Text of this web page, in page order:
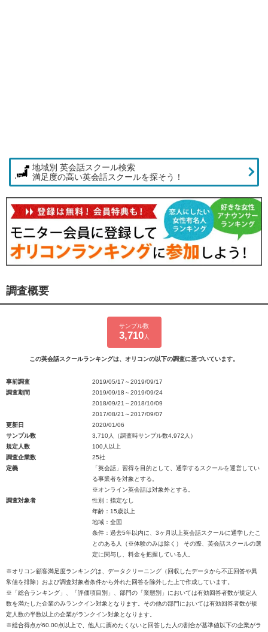
地域別 英会話スクール検索
満足度の高い英会話スクールを探そう！
調査概要
サンプル数
3,710人
この英会話スクールランキングは、オリコンの以下の調査に基づいています。
事前調査
2019/05/17～2019/09/17
調査期間
2019/09/18～2019/09/24
2018/09/21～2018/10/09
2017/08/21～2017/09/07
更新日
2020/01/06
サンプル数
3,710人（調査時サンプル数4,972人）
規定人数
100人以上
調査企業数
25社
定義
「英会話」習得を目的として、通学するスクールを運営してい
る事業者を対象とする。
※オンライン英会話は対象外とする。
調査対象者
性別：指定なし
年齢：15歳以上
地域：全国
条件：過去5年以内に、3ヶ月以上英会話スクールに通学したこ
とのある人（※体験のみは除く） その際、英会話スクールの選
定に関与し、料金を把握している人。
※オリコン顧客満足度ランキングは、データクリーニング（回収したデータから不正回答や異
常値を排除）および調査対象者条件から外れた回答を除外した上で作成しています。
※「総合ランキング」、「評価項目別」、部門の「業態別」においては有効回答者数が規定人
数を満たした企業のみランクイン対象となります。その他の部門においては有効回答者数が規
定人数の半数以上の企業がランクイン対象となります。
※総合得点が60.00点以上で、他人に薦めたくないと回答した人の割合が基準値以下の企業がラ